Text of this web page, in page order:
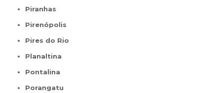
Piranhas
Pirenópolis
Pires do Rio
Planaltina
Pontalina
Porangatu